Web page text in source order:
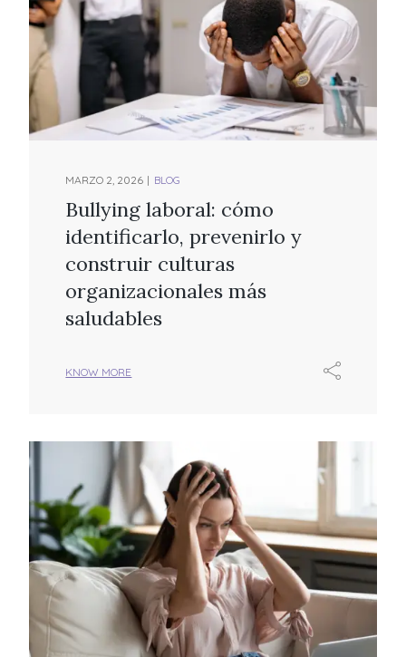
MARZO 2, 2026 BLOG
Bullying laboral: cómo
identificarlo, prevenirlo y
construir culturas
organizacionales más
saludables
KNOW MORE